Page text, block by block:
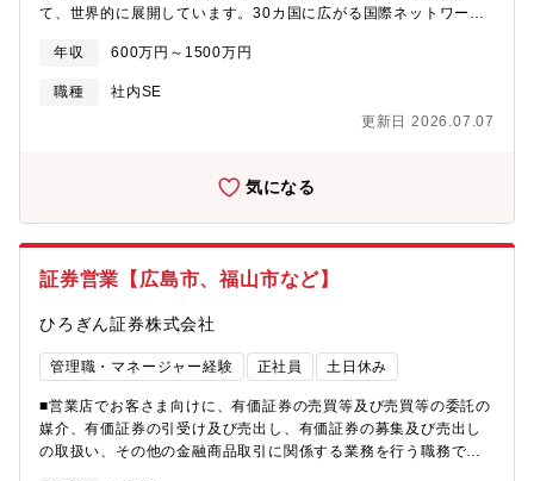
て、世界的に展開しています。30カ国に広がる国際ネットワーク
なソリューションを提供しています。また、東京を拠点とし、香
港、ロンドン、ニューヨークに地域本部を持ち、世界中で約
26,000人のスタッフを雇用しています。特に、アジアにおいて、
ウェルス・マネジメント、グローバルマーケット、グローバル投
しております。【役割/主な責任】当ポジションでは、ウェルス・
ステムにおける運用サポートをマネージャーとして遂行すること
ミュニケーションを取りながら、日々の安定運用に貢献頂きま
ームのリーダーとしてチームを纏めて頂くため、マネジメント経
験や、障害時においては業務影響を予測した行動をとるなど、状
況に応じたフレキシブルな対応が求められます。また開発チーム
との円滑なコミュニケーションのため、継続的なテクノロジース
キルの習得は必要になります。
年収 600万円～1500万円
職種
社内SE
更新日 2026.07.07
気になる
証券営業【広島市、福山市など】
ひろぎん証券株式会社
管理職・マネージャー経験 正社員 土日休み
■営業店でお客さま向けに、有価証券の売買等及び売買等の委託の
媒介、有価証券の引受け及び売出し、有価証券の募集及び売出し
の取扱い、その他の金融商品取引に関係する業務を行う職務で